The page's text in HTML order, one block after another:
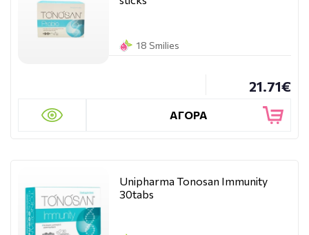
18 Smilies
21.71€
ΑΓΟΡΑ
Unipharma Tonosan Immunity
30tabs